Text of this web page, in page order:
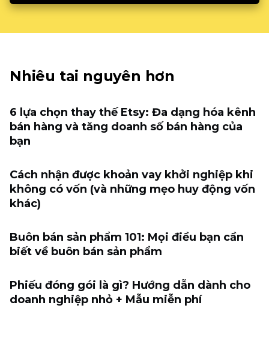
Nhiêu tai nguyên hơn
6 lựa chọn thay thế Etsy: Đa dạng hóa kênh
bán hàng và tăng doanh số bán hàng của
bạn
Cách nhận được khoản vay khởi nghiệp khi
không có vốn (và những mẹo huy động vốn
khác)
Buôn bán sản phẩm 101: Mọi điều bạn cần
biết về buôn bán sản phẩm
Phiếu đóng gói là gì? Hướng dẫn dành cho
doanh nghiệp nhỏ + Mẫu miễn phí